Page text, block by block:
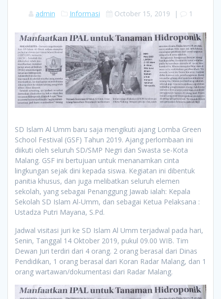
admin Informasi October 15, 2019 | 1
SD Islam Al Umm baru saja mengikuti ajang Lomba Green
School Festival (GSF) Tahun 2019. Ajang perlombaan ini
diikuti oleh seluruh SD/SMP Negri dan Swasta se-Kota
Malang. GSF ini bertujuan untuk menanamkan cinta
lingkungan sejak dini kepada siswa. Kegiatan ini dibentuk
panitia khusus, dan juga melibatkan seluruh elemen
sekolah, yang sebagai Penanggung Jawab ialah: Kepala
Sekolah SD Islam Al-Umm, dan sebagai Ketua Pelaksana :
Ustadza Putri Mayana, S.Pd.
Jadwal visitasi juri ke SD Islam Al Umm terjadwal pada hari,
Senin, Tanggal 14 Oktober 2019, pukul 09.00 WIB. Tim
Dewan Juri terdiri dari 4 orang. 2 orang berasal dari Dinas
Pendidikan, 1 orang berasal dari Koran Radar Malang, dan 1
orang wartawan/dokumentasi dari Radar Malang.